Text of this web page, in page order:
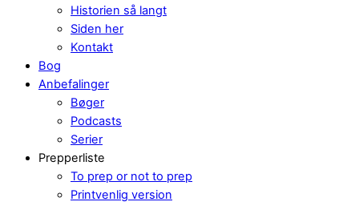
Historien så langt
Siden her
Kontakt
Bog
Anbefalinger
Bøger
Podcasts
Serier
Prepperliste
To prep or not to prep
Printvenlig version